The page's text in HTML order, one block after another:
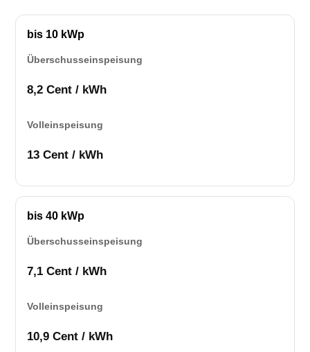
bis 10 kWp
Überschusseinspeisung
8,2 Cent / kWh
Volleinspeisung
13 Cent / kWh
bis 40 kWp
Überschusseinspeisung
7,1 Cent / kWh
Volleinspeisung
10,9 Cent / kWh